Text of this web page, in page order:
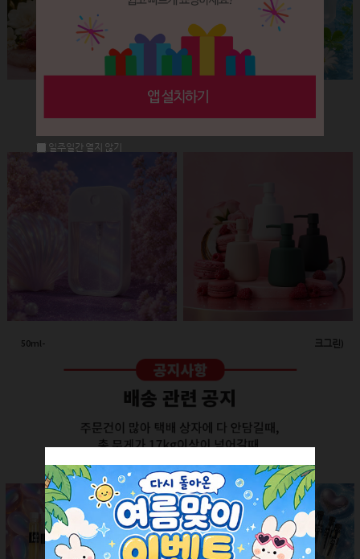
50ml-애플 스프레이(투명/화이트캡)
회원공개
260ml-고급세라믹 펌프용기(다크그린)
회원공개
더보기 +
일주일간 열지 않기